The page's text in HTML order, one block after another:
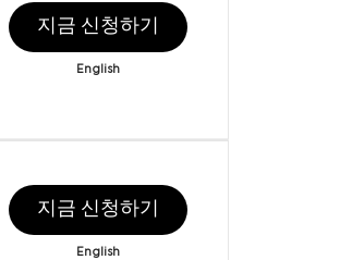
지금 신청하기
English
지금 신청하기
English